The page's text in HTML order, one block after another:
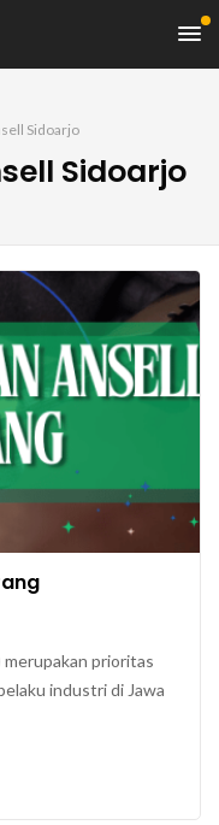
Sidoarjo
Sidoarjo
merupakan prioritas
industri di Jawa